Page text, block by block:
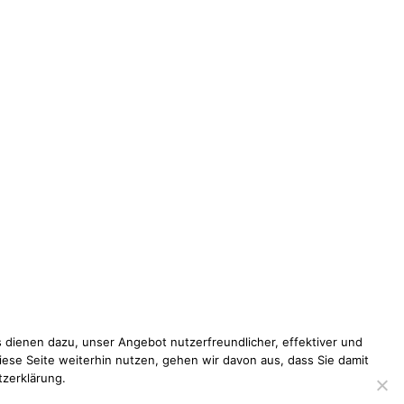
dazu, unser Angebot nutzerfreundlicher, effektiver und
Seite weiterhin nutzen, gehen wir davon aus, dass Sie damit